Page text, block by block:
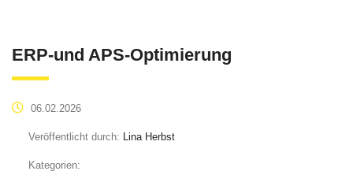
ERP-und APS-Optimierung
06.02.2026
Veröffentlicht durch: Lina Herbst
Kategorien: